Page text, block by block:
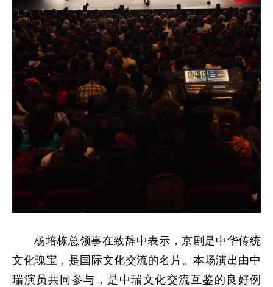
杨培栋总领事在致辞中表示，京剧是中华传统
文化瑰宝，是国际文化交流的名片。本场演出由中
瑞演员共同参与，是中瑞文化交流互鉴的良好例